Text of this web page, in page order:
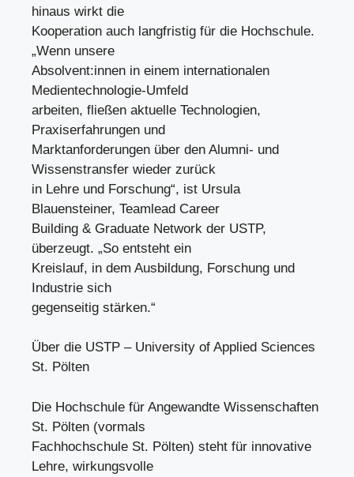
hinaus wirkt die
Kooperation auch langfristig für die Hochschule.
„Wenn unsere
Absolvent:innen in einem internationalen
Medientechnologie-Umfeld
arbeiten, fließen aktuelle Technologien,
Praxiserfahrungen und
Marktanforderungen über den Alumni- und
Wissenstransfer wieder zurück
in Lehre und Forschung“, ist Ursula
Blauensteiner, Teamlead Career
Building & Graduate Network der USTP,
überzeugt. „So entsteht ein
Kreislauf, in dem Ausbildung, Forschung und
Industrie sich
gegenseitig stärken.“
Über die USTP – University of Applied Sciences
St. Pölten
Die Hochschule für Angewandte Wissenschaften
St. Pölten (vormals
Fachhochschule St. Pölten) steht für innovative
Lehre, wirkungsvolle